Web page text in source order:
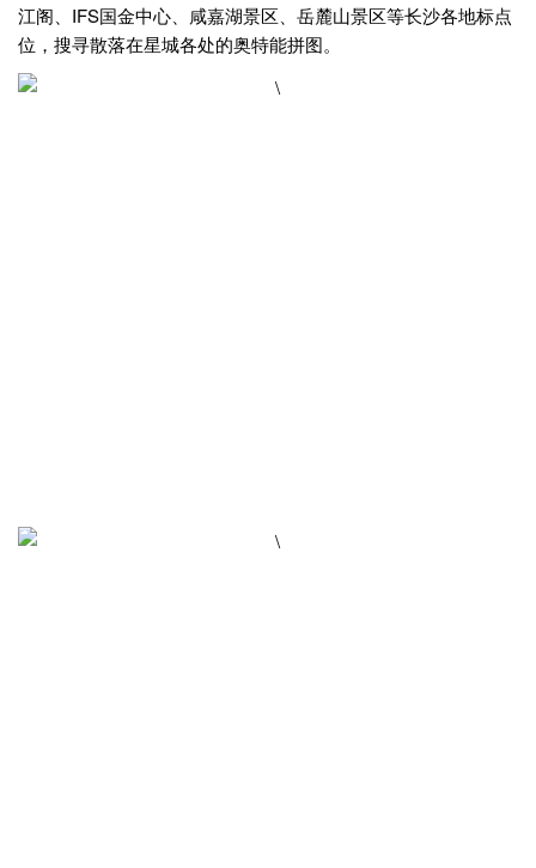
江阁、IFS国金中心、咸嘉湖景区、岳麓山景区等长沙各地标点
位，搜寻散落在星城各处的奥特能拼图。